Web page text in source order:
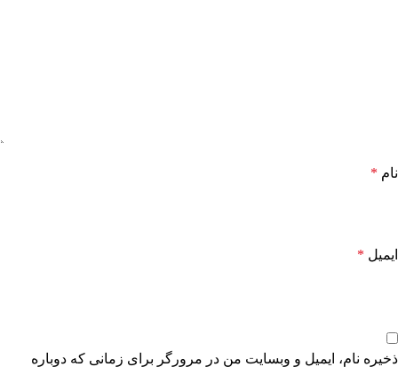
نام *
ایمیل *
ذخیره نام، ایمیل و وبسایت من در مرورگر برای زمانی که دوباره